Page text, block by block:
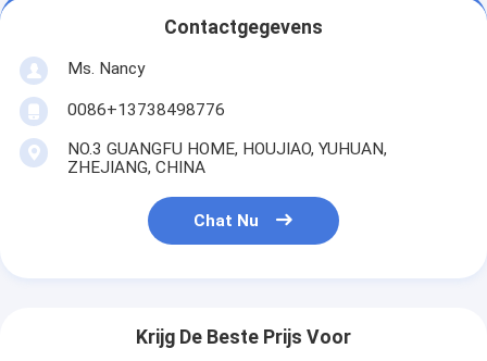
Neem contact met ons op
VOLLEDIGE CILINDERKOP
motortrapas
Contactgegevens
Ms. Nancy
0086+13738498776
NO.3 GUANGFU HOME, HOUJIAO, YUHUAN,
ZHEJIANG, CHINA
Chat Nu
Krijg De Beste Prijs Voor